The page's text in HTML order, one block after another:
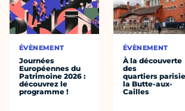
ÉVÈNEMENT
Journées
Européennes du
Patrimoine 2026 :
découvrez le
programme !
ÉVÈNEMENT
À la découverte
des
quartiers
la Butte-aux-
Cailles